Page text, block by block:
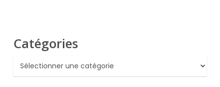
Catégories
Catégories